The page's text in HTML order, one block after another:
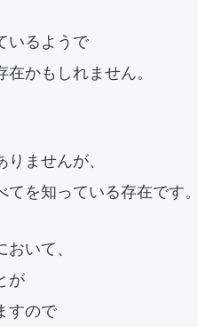
いるようで
かもしれません。
ませんが、
を知っている存在です。
いて、
が
すので